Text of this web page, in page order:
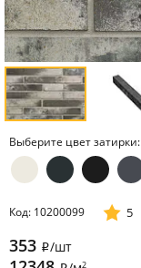
Выберите цвет затирки:
Код: 10200099 5
353 i/шт
2